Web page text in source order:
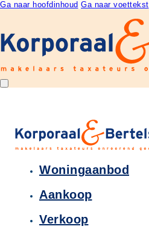
Ga naar hoofdinhoud Ga naar voettekst
Woningaanbod
Aankoop
Verkoop